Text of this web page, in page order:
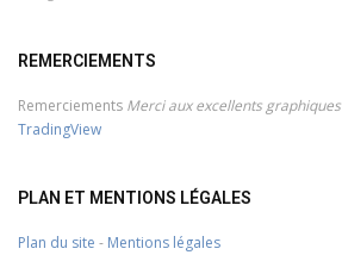
REMERCIEMENTS
Remerciements Merci aux excellents graphiques
TradingView
PLAN ET MENTIONS LÉGALES
Plan du site - Mentions légales